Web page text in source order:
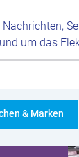
um das
& Marken